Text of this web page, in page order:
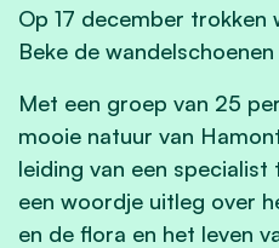
Op 17 december trokken
Beke de wandelschoenen
Met een groep van 25
mooie natuur van
leiding van een
een woordje uitleg over
en de flora en het leven